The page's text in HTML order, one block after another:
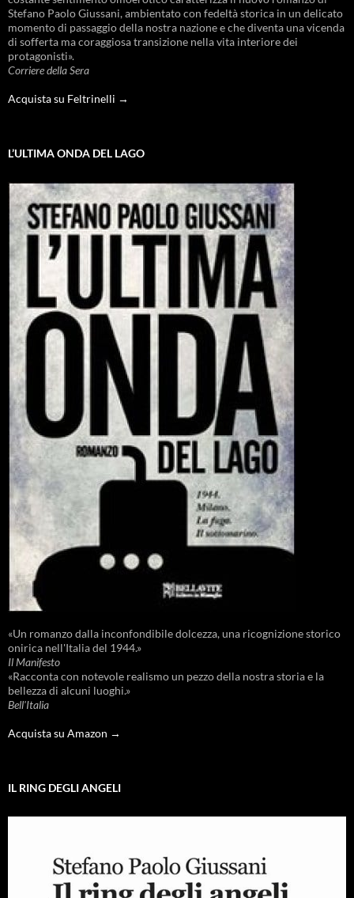
Stefano Paolo Giussani, ambientato con fedeltà storica in un delicato
momento di passaggio della nostra nazione e che diventa una vicenda
di sofferta ma coraggiosa transizione nella vita interiore dei
protagonisti».
Corriere della Sera
Acquista su Feltrinelli →
L’ULTIMA ONDA DEL LAGO
«Un romanzo dalla inconfondibile dolcezza, una ricognizione storico
onirica nell'Italia del 1944.»
Il Manifesto
«Racconta con notevole realismo un pezzo della nostra storia e la
bellezza di alcuni luoghi.»
Bell'Italia
Acquista su Amazon →
IL RING DEGLI ANGELI